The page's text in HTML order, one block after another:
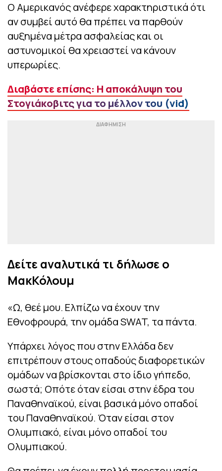
Ο Αμερικανός ανέφερε χαρακτηριστικά ότι
αν συμβεί αυτό θα πρέπει να παρθούν
αυξημένα μέτρα ασφαλείας και οι
αστυνομικοί θα χρειαστεί να κάνουν
υπερωρίες.
Διαβάστε επίσης: Η αποκάλυψη του
Στογιάκοβιτς για το μέλλον του (vid)
Δείτε αναλυτικά τι δήλωσε ο
ΜακΚόλουμ
«Ω, θεέ μου. Ελπίζω να έχουν την
Εθνοφρουρά, την ομάδα SWAT, τα πάντα.
Υπάρχει λόγος που στην Ελλάδα δεν
επιτρέπουν στους οπαδούς διαφορετικών
ομάδων να βρίσκονται στο ίδιο γήπεδο,
σωστά; Οπότε όταν είσαι στην έδρα του
Παναθηναϊκού, είναι βασικά μόνο οπαδοί
του Παναθηναϊκού. Όταν είσαι στον
Ολυμπιακό, είναι μόνο οπαδοί του
Ολυμπιακού.